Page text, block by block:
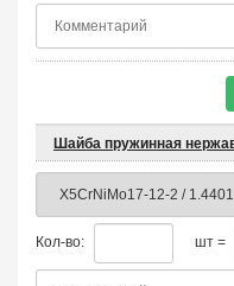
Шайба пружинная
Кол-во: шт =